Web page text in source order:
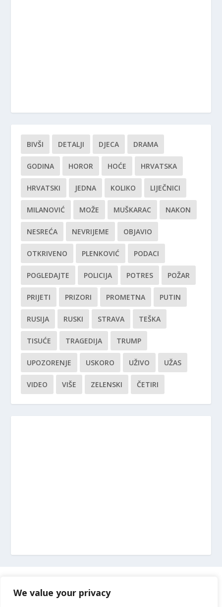
We value your privacy
BIVŠI DETALJI DJECA DRAMA
GODINA HOROR HOĆE HRVATSKA
HRVATSKI JEDNA KOLIKO LIJEČNICI
MILANOVIĆ MOŽE MUŠKARAC NAKON
NESREĆA NEVRIJEME OBJAVIO
OTKRIVENO PLENKOVIĆ PODACI
POGLEDAJTE POLICIJA POTRES POŽAR
PRIJETI PRIZORI PROMETNA PUTIN
RUSIJA RUSKI STRAVA TEŠKA
TISUĆE TRAGEDIJA TRUMP
UPOZORENJE USKORO UŽIVO UŽAS
VIDEO VIŠE ZELENSKI ČETIRI